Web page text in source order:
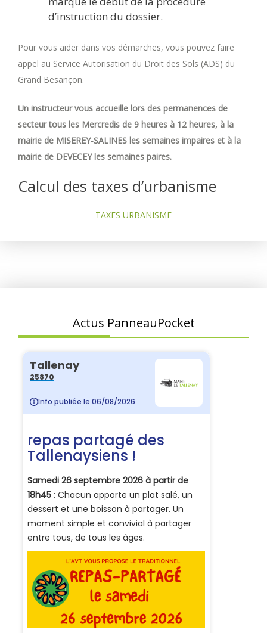
d’instruction du dossier.
Pour vous aider dans vos démarches, vous pouvez faire
appel au Service Autorisation du Droit des Sols (ADS) du
Grand Besançon.
Un instructeur vous accueille lors des permanences de
secteur tous les Mercredis de 9 heures à 12 heures, à la
mairie de MISEREY-SALINES les semaines impaires et à la
mairie de DEVECEY les semaines paires.
Calcul des taxes d’urbanisme
TAXES URBANISME
Actus PanneauPocket